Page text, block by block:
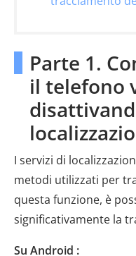
Parte 1.
il telefono
I servizi di
metodi utilizzati per
questa funzione, è
significativamente la
Su Android :